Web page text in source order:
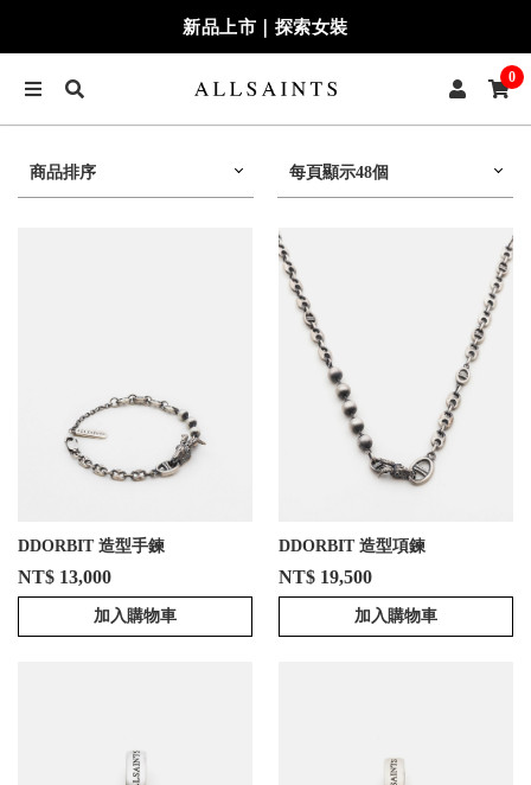
新品上市｜探索女裝
0
商品排序 每頁顯示48個
DDORBIT 造型手鍊
NT$ 13,000
加入購物車
DDORBIT 造型項鍊
NT$ 19,500
加入購物車